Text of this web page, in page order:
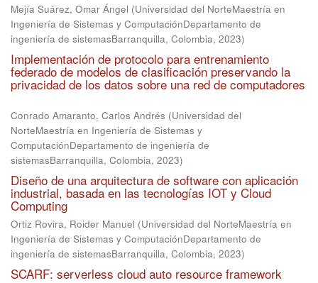
Mejía Suárez, Omar Ángel (Universidad del NorteMaestría en
Ingeniería de Sistemas y ComputaciónDepartamento de
ingeniería de sistemasBarranquilla, Colombia, 2023)
Implementación de protocolo para entrenamiento
federado de modelos de clasificación preservando la
privacidad de los datos sobre una red de computadores
Conrado Amaranto, Carlos Andrés (Universidad del
NorteMaestría en Ingeniería de Sistemas y
ComputaciónDepartamento de ingeniería de
sistemasBarranquilla, Colombia, 2023)
Diseño de una arquitectura de software con aplicación
industrial, basada en las tecnologías IOT y Cloud
Computing
Ortiz Rovira, Roider Manuel (Universidad del NorteMaestría en
Ingeniería de Sistemas y ComputaciónDepartamento de
ingeniería de sistemasBarranquilla, Colombia, 2023)
SCARF: serverless cloud auto resource framework